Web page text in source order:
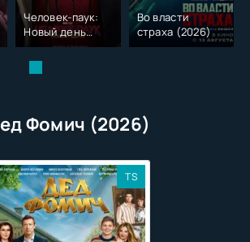
Человек-паук:
Новый день
(2026)
Во власти
страха (2026)
Фомич (2026)
TS